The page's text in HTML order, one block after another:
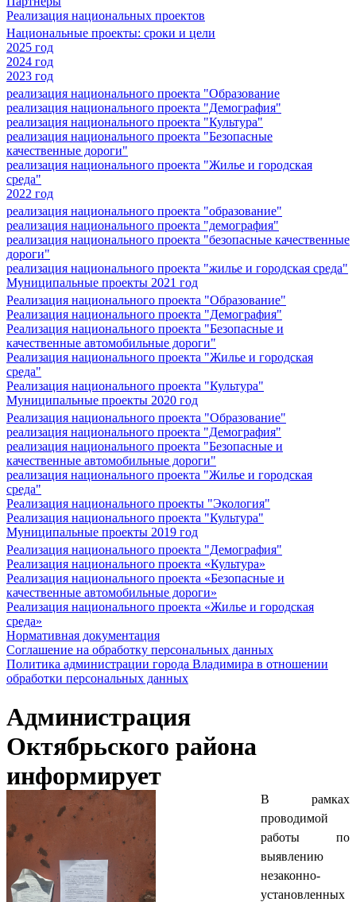
Реализация национальных проектов
Национальные проекты: сроки и цели
2025 год
2024 год
2023 год
реализация национального проекта "Образование
реализация национального проекта "Демография"
реализация национального проекта "Культура"
реализация национального проекта "Безопасные
качественные дороги"
реализация национального проекта "Жилье и городская
среда"
2022 год
реализация национального проекта "образование"
реализация национального проекта "демография"
реализация национального проекта "безопасные качественные
дороги"
реализация национального проекта "жилье и городская среда"
Муниципальные проекты 2021 год
Реализация национального проекта "Образование"
Реализация национального проекта "Демография"
Реализация национального проекта "Безопасные и
качественные автомобильные дороги"
Реализация национального проекта "Жилье и городская
среда"
Реализация национального проекта "Культура"
Муниципальные проекты 2020 год
Реализация национального проекта "Образование"
реализация национального проекта "Демография"
реализация национального проекта "Безопасные и
качественные автомобильные дороги"
реализация национального проекта "Жилье и городская
среда"
Реализация национального проекты "Экология"
Реализация национального проекта "Культура"
Муниципальные проекты 2019 год
Реализация национального проекта "Демография"
Реализация национального проекта «Культура»
Реализация национального проекта «Безопасные и
качественные автомобильные дороги»
Реализация национального проекта «Жилье и городская
среда»
Нормативная документация
Соглашение на обработку персональных данных
Политика администрации города Владимира в отношении
обработки персональных данных
Администрация
Октябрьского района
информирует
В рамках
проводимой
работы по
выявлению
незаконно-
установленных